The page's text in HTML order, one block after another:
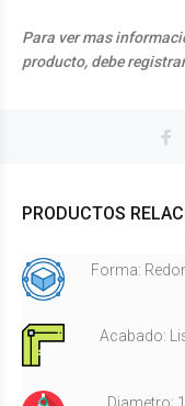
Para ver mas
producto, debe
PRODUCTOS
Forma:
Acabado: